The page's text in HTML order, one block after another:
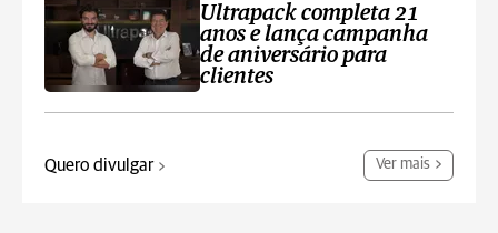
Ultrapack completa 21
anos e lança campanha
de aniversário para
clientes
Quero divulgar Ver mais